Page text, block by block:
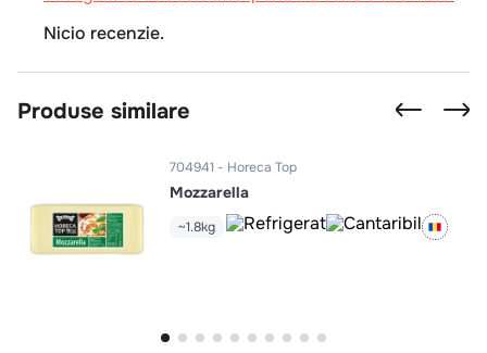
Nicio recenzie.
Produse similare
704941 Horeca Top
Mozzarella
~1.8kg